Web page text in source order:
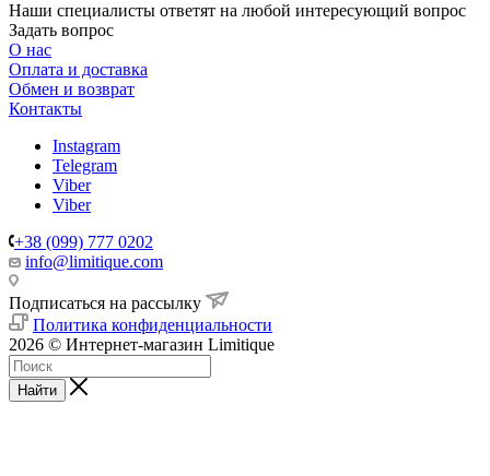
Наши специалисты ответят на любой интересующий вопрос
Задать вопрос
О нас
Оплата и доставка
Обмен и возврат
Контакты
Instagram
Telegram
Viber
Viber
+38 (099) 777 0202
info@limitique.com
Подписаться на рассылку
Политика конфиденциальности
2026 © Интернет-магазин Limitique
Найти